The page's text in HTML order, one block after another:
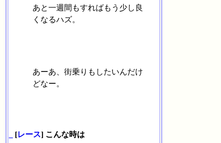
あと一週間もすればもう少し良
くなるハズ。
あーあ、街乗りもしたいんだけ
どなー。
[レース] こんな時は